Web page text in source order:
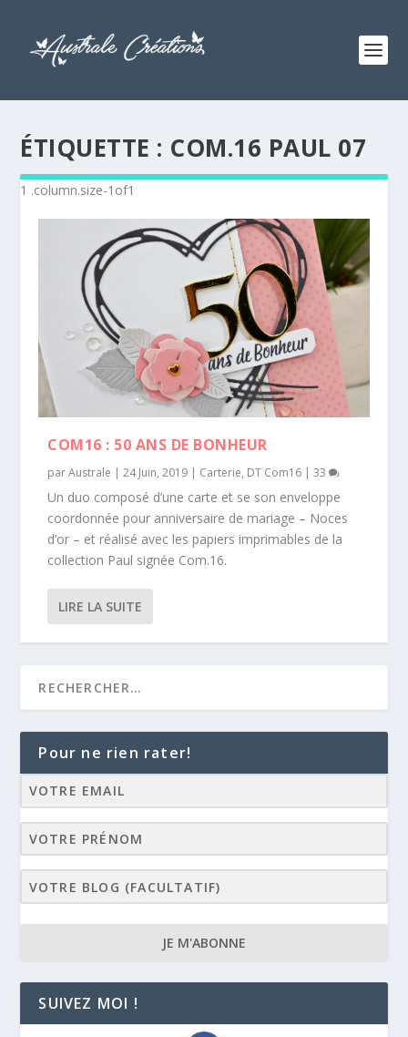
ÉTIQUETTE : COM.16 PAUL 07
COM16 : 50 ANS DE BONHEUR
parAustrale |24 Juin, 2019 | Carterie, DT Com16 |33
Un duo composé d’une carte et se son enveloppe
coordonnée pour anniversaire de mariage – Noces
d’or – et réalisé avec les papiers imprimables de la
collection Paul signée Com.16.
LIRE LA SUITE
Pour ne rien rater!
JE M'ABONNE
SUIVEZ MOI !